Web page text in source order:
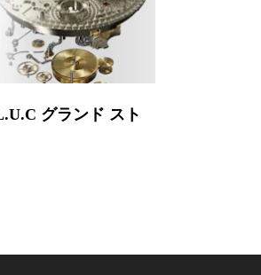
グランド スト